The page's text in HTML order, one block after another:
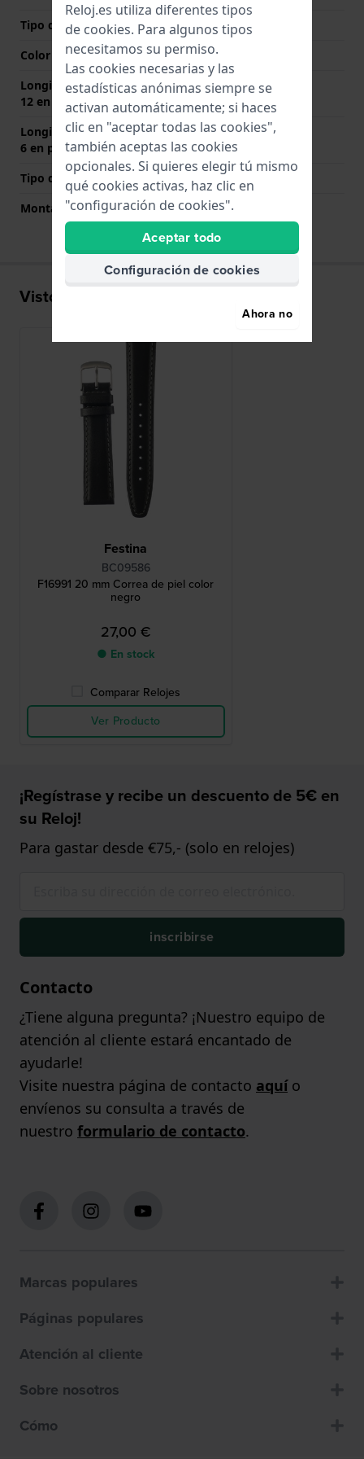
Tipo de cierre
Hebilla
Color del cierre
Plateado
Longitud de la correa a las
12 en punto (mm)
80 mm
Longitud de la correa a las
6 en punto (mm)
120 mm
Tipo de montaje
Pasadores de resorte
Montaje Recto
Si
Visto recientemente
Festina
BC09586
F16991 20 mm Correa de piel color
negro
27,00 €
● En stock
Comparar Relojes
Ver Producto
¡Regístrase y recibe un descuento de 5€ en
su Reloj!
Para gastar desde €75,- (solo en relojes)
inscribirse
Contacto
¿Tiene alguna pregunta? ¡Nuestro equipo de
atención al cliente estará encantado de
ayudarle!
Visite nuestra página de contacto aquío
envíenos su consulta a través de
nuestro formulario de contacto.
Marcas populares
Páginas populares
Atención al cliente
Sobre nosotros
Cómo
Reloj.es utiliza diferentes tipos
de cookies. Para algunos tipos
necesitamos su permiso.
Las cookies necesarias y las
estadísticas anónimas siempre se
activan automáticamente; si haces
clic en "aceptar todas las cookies",
también aceptas las cookies
opcionales. Si quieres elegir tú mismo
qué cookies activas, haz clic en
"configuración de cookies".
Aceptar todo
Configuración de cookies
Ahora no